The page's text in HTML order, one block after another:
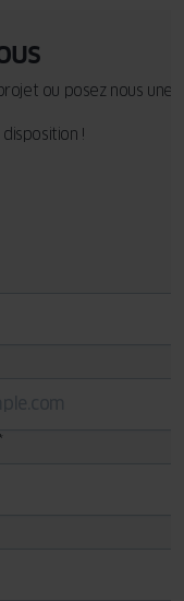
ou posez nous une
!